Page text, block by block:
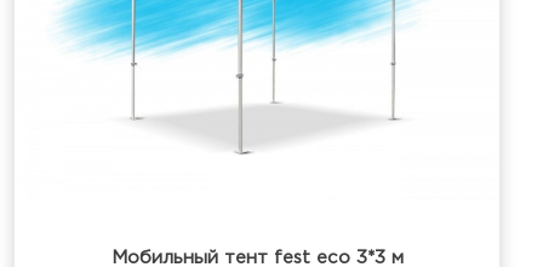
Мобильный тент fest eco 3*3 м